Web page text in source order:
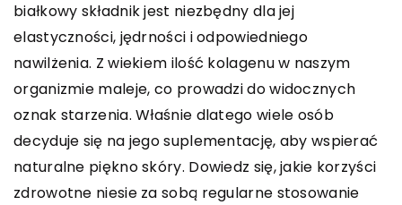
białkowy składnik jest niezbędny dla jej
elastyczności, jędrności i odpowiedniego
nawilżenia. Z wiekiem ilość kolagenu w naszym
organizmie maleje, co prowadzi do widocznych
oznak starzenia. Właśnie dlatego wiele osób
decyduje się na jego suplementację, aby wspierać
naturalne piękno skóry. Dowiedz się, jakie korzyści
zdrowotne niesie za sobą regularne stosowanie